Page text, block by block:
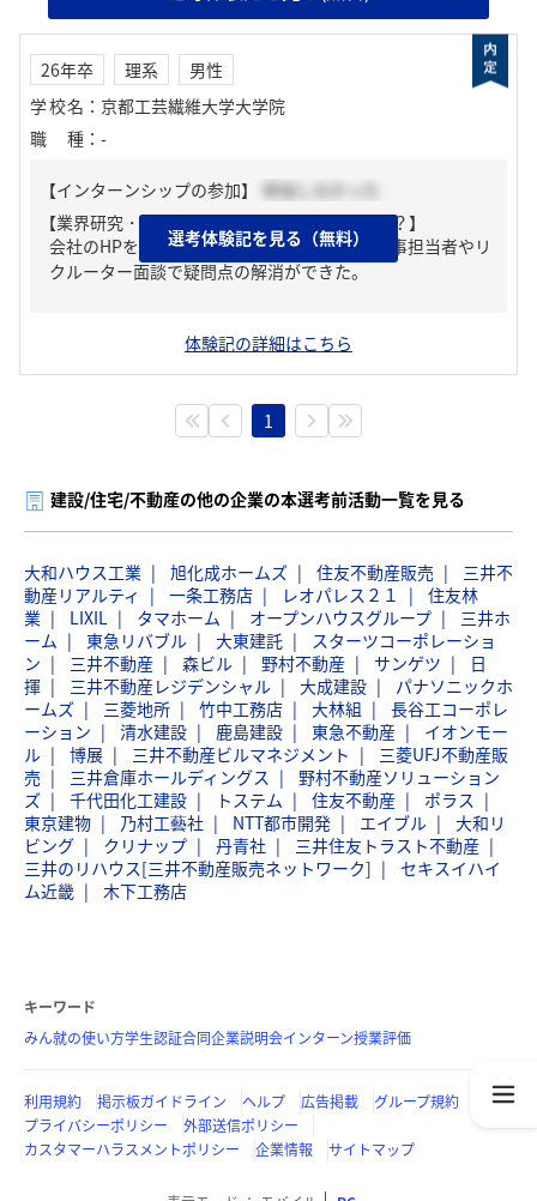
26年卒 理系
男性
学校名 ： 京都工芸繊維大学大学院
職種 ： -
【インターンシップの参加】
参加しなかった
【業界研究・企業研究はどんな風にしましたか？】
会社のHPを基に企業研究を行った。また、人事担当者やリ
クルーター面談で疑問点の解消ができた。
選考体験記を見る（無料）
体験記の詳細はこちら
1
建設/住宅/不動産の他の企業の本選考前活動一覧を見る
大和ハウス工業 旭化成ホームズ 住友不動産販売
三井不
動産リアルティ
一条工務店 レオパレス２１
住友林
業
LIXIL タマホーム オープンハウスグループ
三井ホ
ーム
東急リバブル 大東建託
スターツコーポレーショ
ン
三井不動産 森ビル 野村不動産 サンゲツ
日
揮
三井不動産レジデンシャル 大成建設
パナソニックホ
ームズ
三菱地所 竹中工務店 大林組
長谷工コーポレ
ーション
清水建設 鹿島建設 東急不動産
イオンモー
ル
博展 三井不動産ビルマネジメント
三菱UFJ不動産販
売
三井倉庫ホールディングス
野村不動産ソリューション
ズ
千代田化工建設 トステム 住友不動産
ポラス
東京建物
乃村工藝社 NTT都市開発 エイブル
大和リ
ビング
クリナップ 丹青社
三井住友トラスト不動産
三井のリハウス[三井不動産販売ネットワーク]
セキスイハイ
ム近畿
木下工務店
キーワード
みん就の使い方学生認証合同企業説明会インターン授業評価
利用規約 掲示板ガイドライン ヘルプ 広告掲載
グループ規約
プライバシーポリシー
外部送信ポリシー
カスタマーハラスメントポリシー
企業情報 サイトマップ